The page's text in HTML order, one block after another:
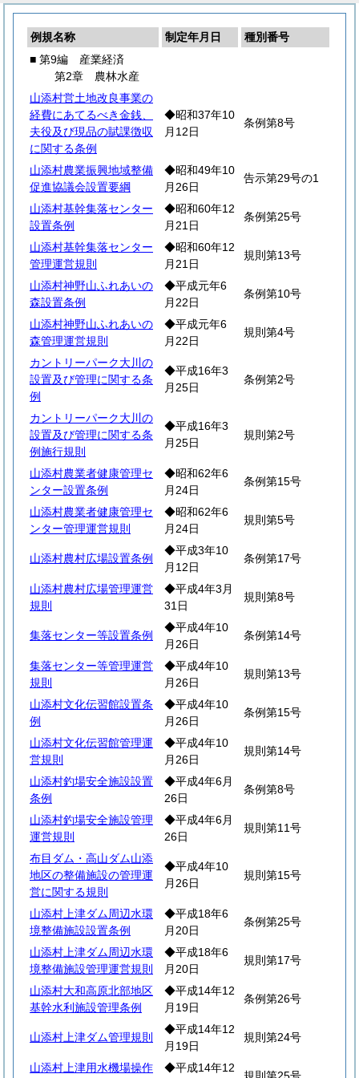
例規名称 制定年月日
種別番号
■ 第9編 産業経済
第2章 農林水産
山添村営土地改良事業の
経費にあてるべき金銭、
夫役及び現品の賦課徴収
に関する条例
◆昭和37年10
月12日
条例第8号
山添村農業振興地域整備
促進協議会設置要綱
◆昭和49年10
月26日
告示第29号の1
山添村基幹集落センター
設置条例
◆昭和60年12
月21日
条例第25号
山添村基幹集落センター
管理運営規則
◆昭和60年12
月21日
規則第13号
山添村神野山ふれあいの
森設置条例
◆平成元年6
月22日
条例第10号
山添村神野山ふれあいの
森管理運営規則
◆平成元年6
月22日
規則第4号
カントリーパーク大川の
設置及び管理に関する条
例
◆平成16年3
月25日
条例第2号
カントリーパーク大川の
設置及び管理に関する条
例施行規則
◆平成16年3
月25日
規則第2号
山添村農業者健康管理セ
ンター設置条例
◆昭和62年6
月24日
条例第15号
山添村農業者健康管理セ
ンター管理運営規則
◆昭和62年6
月24日
規則第5号
山添村農村広場設置条例
◆平成3年10
月12日
条例第17号
山添村農村広場管理運営
規則
◆平成4年3月
31日
規則第8号
集落センター等設置条例
◆平成4年10
月26日
条例第14号
集落センター等管理運営
規則
◆平成4年10
月26日
規則第13号
山添村文化伝習館設置条
例
◆平成4年10
月26日
条例第15号
山添村文化伝習館管理運
営規則
◆平成4年10
月26日
規則第14号
山添村釣場安全施設設置
条例
◆平成4年6月
26日
条例第8号
山添村釣場安全施設管理
運営規則
◆平成4年6月
26日
規則第11号
布目ダム・高山ダム山添
地区の整備施設の管理運
営に関する規則
◆平成4年10
月26日
規則第15号
山添村上津ダム周辺水環
境整備施設設置条例
◆平成18年6
月20日
条例第25号
山添村上津ダム周辺水環
境整備施設管理運営規則
◆平成18年6
月20日
規則第17号
山添村大和高原北部地区
基幹水利施設管理条例
◆平成14年12
月19日
条例第26号
山添村上津ダム管理規則
◆平成14年12
月19日
規則第24号
山添村上津用水機場操作 ◆平成14年12